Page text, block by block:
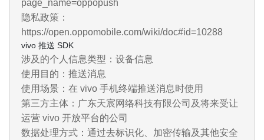
page_name=oppopush
隐私政策：
https://open.oppomobile.com/wiki/doc#id=10288
vivo 推送 SDK
涉及的个人信息类型：设备信息
使用目的：推送消息
使用场景：在 vivo 手机终端推送消息时使用
第三方主体：广东天宸网络科技有限公司及将来受让
运营 vivo 开放平台的公司
数据处理方式：通过去标识化、加密传输及其他安全